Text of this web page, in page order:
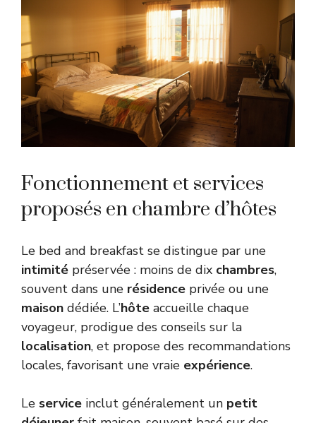
Fonctionnement et services
proposés en chambre d’hôtes
Le bed and breakfast se distingue par une
intimité préservée : moins de dix chambres,
souvent dans une résidence privée ou une
maison dédiée. L’hôte accueille chaque
voyageur, prodigue des conseils sur la
localisation, et propose des recommandations
locales, favorisant une vraie expérience.
Le service inclut généralement un petit